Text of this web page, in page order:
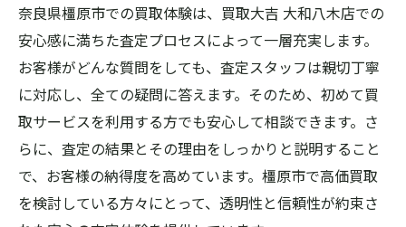
奈良県橿原市での買取体験は、買取大吉 大和八木店での
安心感に満ちた査定プロセスによって一層充実します。
お客様がどんな質問をしても、査定スタッフは親切丁寧
に対応し、全ての疑問に答えます。そのため、初めて買
取サービスを利用する方でも安心して相談できます。さ
らに、査定の結果とその理由をしっかりと説明すること
で、お客様の納得度を高めています。橿原市で高価買取
を検討している方々にとって、透明性と信頼性が約束さ